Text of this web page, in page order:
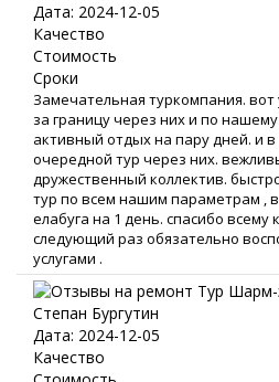
Дата: 2024-12-05
Качество
Стоимость
Сроки
Замечательная туркомпания.
за границу через них и по
активный отдых на пару дней. и в
очередной тур через них.
дружественный коллектив.
тур по всем нашим параметрам ,
елабуга на 1 день. спасибо всему
следующий раз обязательно
услугами .
Степан Бургутин
Дата: 2024-12-05
Качество